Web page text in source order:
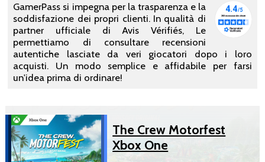
GamerPass si impegna per la trasparenza e la
soddisfazione dei propri clienti. In qualità di
partner ufficiale di Avis Vérifiés, Le
permettiamo di consultare recensioni
autentiche lasciate da veri giocatori dopo i loro
acquisti. Un modo semplice e affidabile per farsi
un'idea prima di ordinare!
The Crew Motorfest
Xbox One